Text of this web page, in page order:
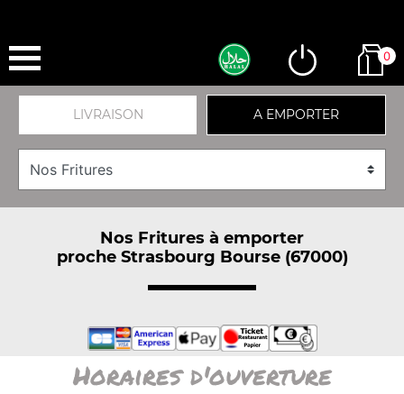
0
LIVRAISON A EMPORTER
Nos Fritures à emporter
proche Strasbourg Bourse (67000)
Horaires d'ouverture